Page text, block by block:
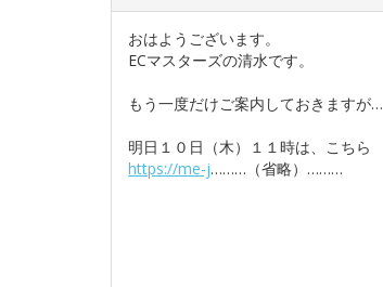
おはようございます。
ECマスターズの清水です。
もう一度だけご案内しておきますが…
明日１０日（木）１１時は、こちら
https://me-j………（省略）………